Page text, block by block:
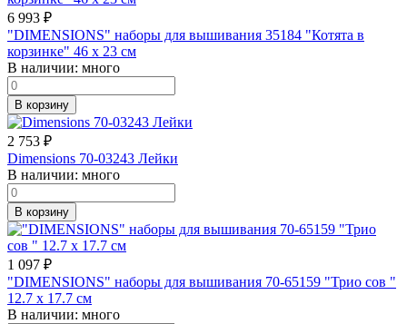
6 993 ₽
"DIMENSIONS" наборы для вышивания 35184 "Котята в
корзинке" 46 x 23 см
В наличии: много
В корзину
2 753 ₽
Dimensions 70-03243 Лейки
В наличии: много
В корзину
1 097 ₽
"DIMENSIONS" наборы для вышивания 70-65159 "Трио сов "
12.7 x 17.7 см
В наличии: много